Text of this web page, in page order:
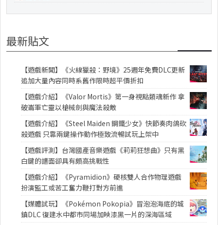
最新貼文
【遊戲新聞】《火線獵殺：野境》25週年免費DLC更新
追加大量內容同時系舊作限時超平價折扣
【遊戲介紹】《Valor Mortis》第一身視點類魂新作 拿
破崙軍亡靈以槍械劍與魔法殺敵
【遊戲介紹】《Steel Maiden 鋼鐵少女》快節奏肉鴿砍
殺遊戲 只靠兩鍵操作動作極致流暢試玩上架中
【遊戲評測】台灣國產音樂遊戲《莉莉狂想曲》只有黑
白鍵的譜面卻具有頗高挑戰性
【遊戲介紹】《Pyramidion》硬核雙人合作物理遊戲
扮演監工或苦工奮力鞭打對方前進
【媒體試玩】《Pokémon Pokopia》冒泡泡海底的城
鎮DLC 復建水中都市同場加映漆黑一片的深海區域